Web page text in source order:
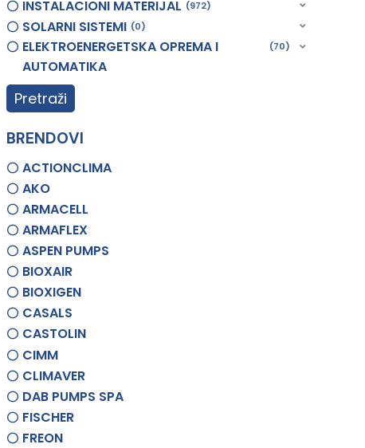
INSTALACIONI MATERIJAL 972
SOLARNI SISTEMI 0
ELEKTROENERGETSKA OPREMA I
AUTOMATIKA
70
Pretraži
BRENDOVI
ACTIONCLIMA
AKO
ARMACELL
ARMAFLEX
ASPEN PUMPS
BIOXAIR
BIOXIGEN
CASALS
CASTOLIN
CIMM
CLIMAVER
DAB PUMPS SPA
FISCHER
FREON